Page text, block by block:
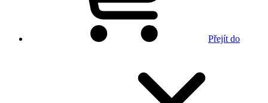
Přejít do